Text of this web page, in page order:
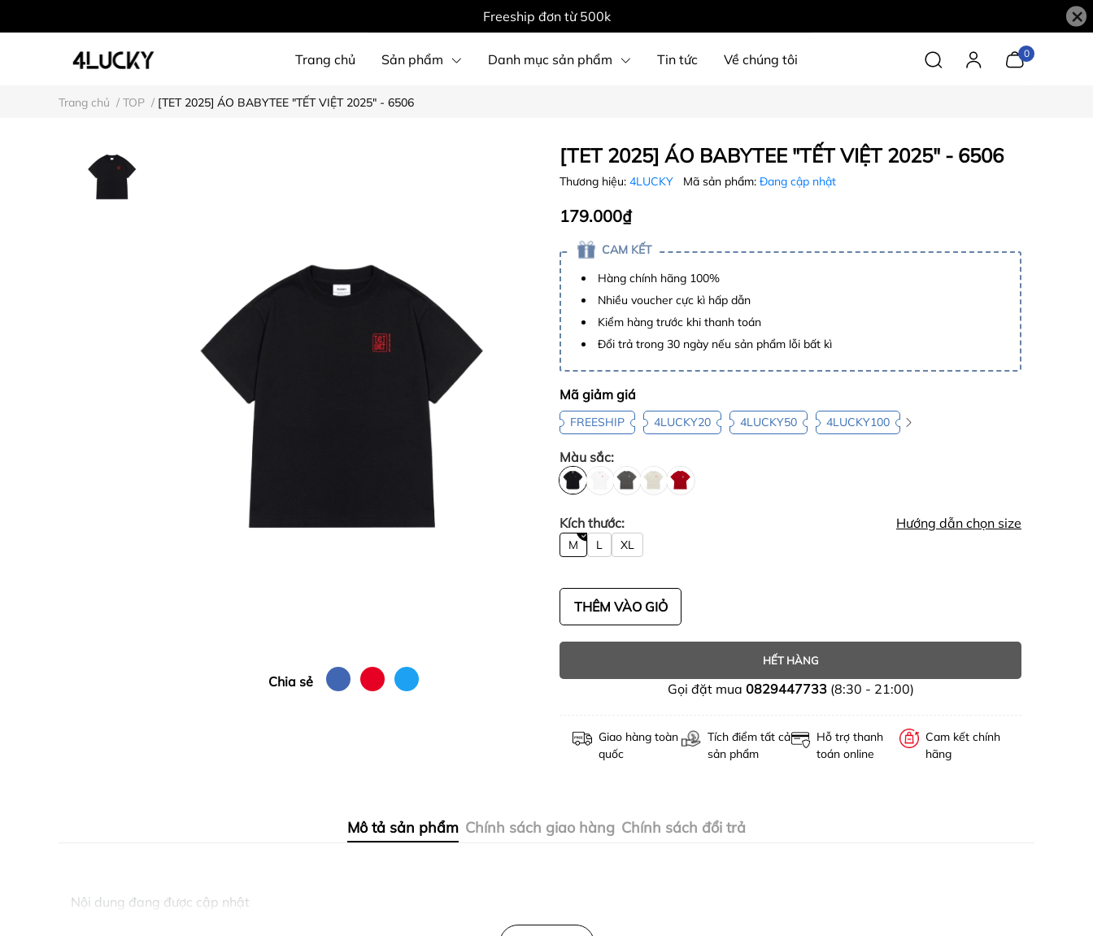
Freeship đơn từ 500k ×
Trang chủ Sản phẩm Danh mục sản phẩm Tin tức Về chúng tôi 0
Trang chủ / TOP / [TET 2025] ÁO BABYTEE "TẾT VIỆT 2025" - 6506
Chia sẻ
[TET 2025] ÁO BABYTEE "TẾT VIỆT 2025" - 6506
Thương hiệu: 4LUCKY Mã sản phẩm: Đang cập nhật
179.000₫
CAM KẾT
Hàng chính hãng 100%
Nhiều voucher cực kì hấp dẫn
Kiểm hàng trước khi thanh toán
Đổi trả trong 30 ngày nếu sản phẩm lỗi bất kì
Mã giảm giá
FREESHIP 4LUCKY20 4LUCKY50 4LUCKY100
Màu sắc:
Kích thước: Hướng dẫn chọn size
M L XL
THÊM VÀO GIỎ
HẾT HÀNG
Gọi đặt mua 0829447733(8:30 - 21:00)
Giao hàng toàn
quốc
Tích điểm tất cả
sản phẩm
Hỗ trợ thanh
toán online
Cam kết chính
hãng
Mô tả sản phẩm Chính sách giao hàng Chính sách đổi trả
Nội dung đang được cập nhật